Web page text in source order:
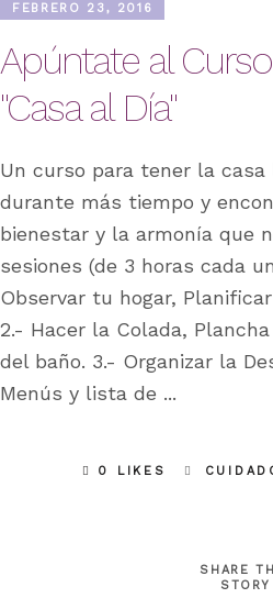
FEBRERO 23, 2016
Apúntate al
"Casa al Día"
Un curso para tener la casa
durante más tiempo y
bienestar y la armonía que
sesiones (de 3 horas cada
Observar tu hogar,
2.- Hacer la Colada,
del baño. 3.- Organizar la
Menús y lista de
0 LIKES
SHARE
STORY